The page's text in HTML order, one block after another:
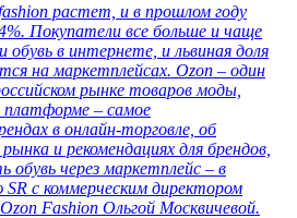
растет, и в прошлом году
Покупатели все больше и чаще
в интернете, и львиная доля
на маркетплейсах. Ozon – один
рынке товаров моды,
платформе – самое
в онлайн-торговле, об
и рекомендациях для брендов,
обувь через маркетплейс – в
SR с коммерческим директором
Fashion Ольгой Москвичевой.